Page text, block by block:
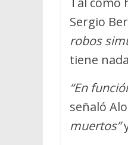
Sergio
robos
tiene
“En
señaló
muertos”